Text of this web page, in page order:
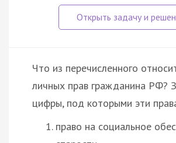
Что из перечисленного
личных прав гражданина РФ?
цифры, под которыми эти
право на социальное